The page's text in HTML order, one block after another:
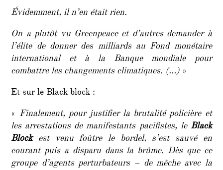
Évidemment, il n’en était rien.
On a plutôt vu Greenpeace et d’autres demander à
l’élite de donner des milliards au Fond monétaire
international et à la Banque mondiale pour
combattre les changements climatiques. (…) »
Et sur le Black block :
« Finalement, pour justifier la brutalité policière et
les arrestations de manifestants pacifistes, le Black
Blockest venu foûtre le bordel, s’est sauvé en
courant puis a disparu dans la brûme. Dès que ce
groupe d’agents perturbateurs – de mêche avec la